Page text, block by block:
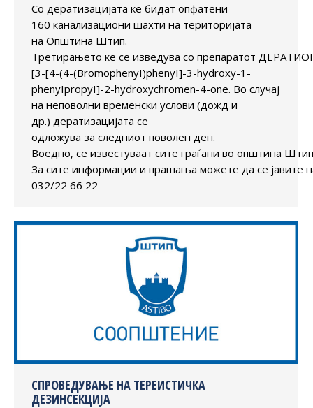
Со дератизацијата ке бидат опфатени
160 канализациони шахти на територијата
на Општина Штип.
Третирањето ке се изведува со препаратот
[3-[4-(4-(BromophenyI)phenyI]-3-hydroxy-1-
phenyIpropyI]-2-hydroxychromen-4-one. Во случај
на неповолни временски услови (дожд и
др.) дератизацијата се
одложува за следниот поволен ден.
Воедно, се известуваат сите граѓани во општина
За сите информации и прашагьа можете да се
032/22 66 22
СПРОВЕДУВАЊЕ НА ТЕРЕИСТИЧКА
ДЕЗИНСЕКЦИЈА